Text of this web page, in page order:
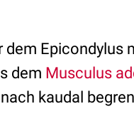
dem Epicondylus
dem Musculus
nach kaudal